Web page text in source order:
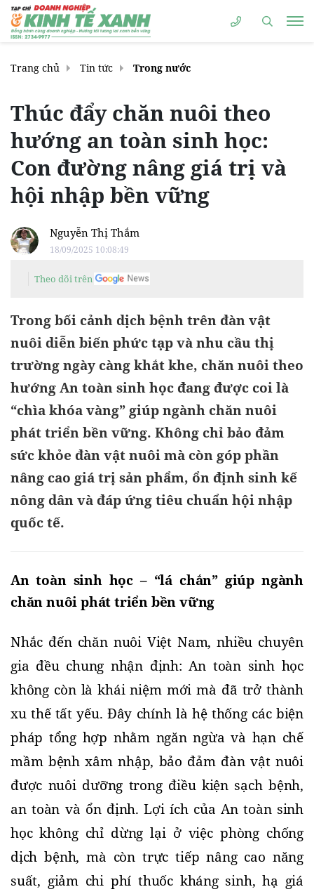
Trang chủ Tin tức Trong nước
Thúc đẩy chăn nuôi theo
hướng an toàn sinh học:
Con đường nâng giá trị và
hội nhập bền vững
Nguyễn Thị Thắm
18/09/2025 10:08:49
Theo dõi trên
Trong bối cảnh dịch bệnh trên đàn vật
nuôi diễn biến phức tạp và nhu cầu thị
trường ngày càng khắt khe, chăn nuôi theo
hướng An toàn sinh học đang được coi là
“chìa khóa vàng” giúp ngành chăn nuôi
phát triển bền vững. Không chỉ bảo đảm
sức khỏe đàn vật nuôi mà còn góp phần
nâng cao giá trị sản phẩm, ổn định sinh kế
nông dân và đáp ứng tiêu chuẩn hội nhập
quốc tế.
An toàn sinh học – “lá chắn” giúp ngành
chăn nuôi phát triển bền vững
Nhắc đến chăn nuôi Việt Nam, nhiều chuyên
gia đều chung nhận định: An toàn sinh học
không còn là khái niệm mới mà đã trở thành
xu thế tất yếu. Đây chính là hệ thống các biện
pháp tổng hợp nhằm ngăn ngừa và hạn chế
mầm bệnh xâm nhập, bảo đảm đàn vật nuôi
được nuôi dưỡng trong điều kiện sạch bệnh,
an toàn và ổn định. Lợi ích của An toàn sinh
học không chỉ dừng lại ở việc phòng chống
dịch bệnh, mà còn trực tiếp nâng cao năng
suất, giảm chi phí thuốc kháng sinh, hạ giá